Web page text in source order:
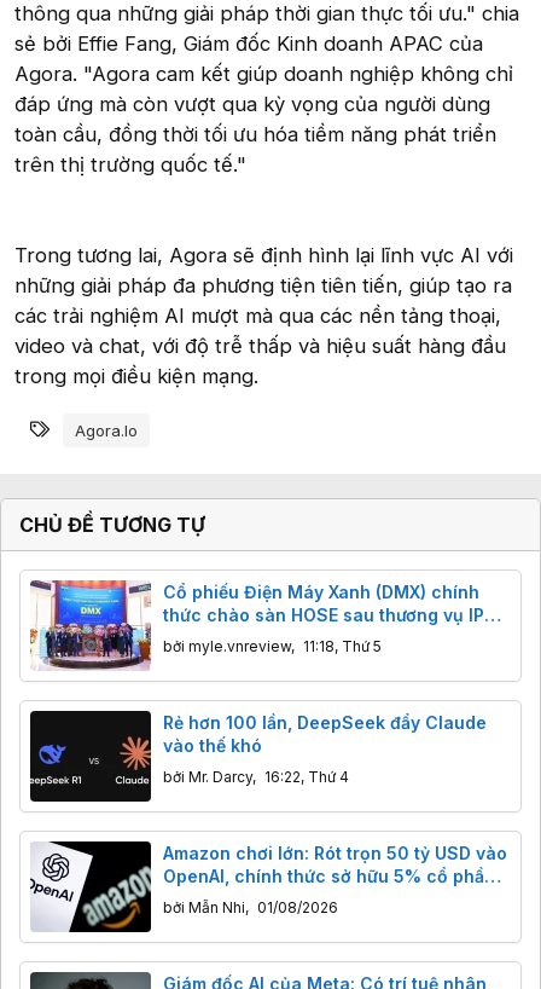
thông qua những giải pháp thời gian thực tối ưu." chia
sẻ bởi Effie Fang, Giám đốc Kinh doanh APAC của
Agora. "Agora cam kết giúp doanh nghiệp không chỉ
đáp ứng mà còn vượt qua kỳ vọng của người dùng
toàn cầu, đồng thời tối ưu hóa tiềm năng phát triển
trên thị trường quốc tế."
Trong tương lai, Agora sẽ định hình lại lĩnh vực AI với
những giải pháp đa phương tiện tiên tiến, giúp tạo ra
các trải nghiệm AI mượt mà qua các nền tảng thoại,
video và chat, với độ trễ thấp và hiệu suất hàng đầu
trong mọi điều kiện mạng.
Từ khóa
Agora.io
CHỦ ĐỀ TƯƠNG TỰ
Cổ phiếu Điện Máy Xanh (DMX) chính
thức chào sàn HOSE sau thương vụ IPO
tỷ đô
bởi myle.vnreview, 11:18, Thứ 5
Rẻ hơn 100 lần, DeepSeek đẩy Claude
vào thế khó
bởi Mr. Darcy, 16:22, Thứ 4
Amazon chơi lớn: Rót trọn 50 tỷ USD vào
OpenAI, chính thức sở hữu 5% cổ phần
trước thềm IPO
bởi Mẫn Nhi, 01/08/2026
Giám đốc AI của Meta: Có trí tuệ nhân